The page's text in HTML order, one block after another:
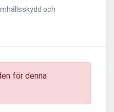
och
för denna